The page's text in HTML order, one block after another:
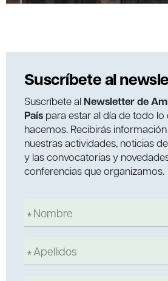
Suscríbete al
Suscríbete al Newsletter de
País para estar al día de todo lo
hacemos. Recibirás
nuestras actividades, noticias
y las convocatorias y
conferencias que organizamos.